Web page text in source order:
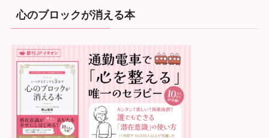
心のブロックが消える本